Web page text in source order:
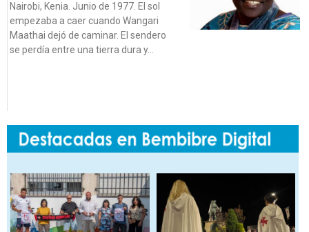
Nairobi, Kenia. Junio de 1977. El sol
empezaba a caer cuando Wangari
Maathai dejó de caminar. El sendero
se perdía entre una tierra dura y…